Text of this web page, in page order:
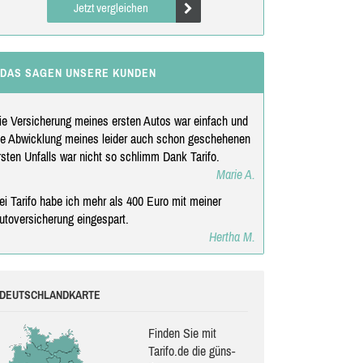
Jetzt vergleichen
DAS SAGEN UNSERE KUNDEN
Versicherung meines ersten Autos war einfach und
Abwicklung meines leider auch schon geschehenen
Unfalls war nicht so schlimm Dank Tarifo.
Marie A.
Tarifo habe ich mehr als 400 Euro mit meiner
eingespart.
Hertha M.
DEUTSCHLANDKARTE
Finden Sie mit
Tarifo.de die güns­